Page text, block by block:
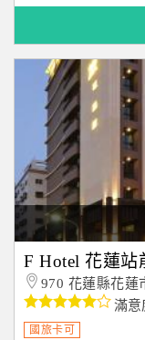
F Hotel 花蓮站
970 花蓮縣花蓮
滿意
國旅卡可